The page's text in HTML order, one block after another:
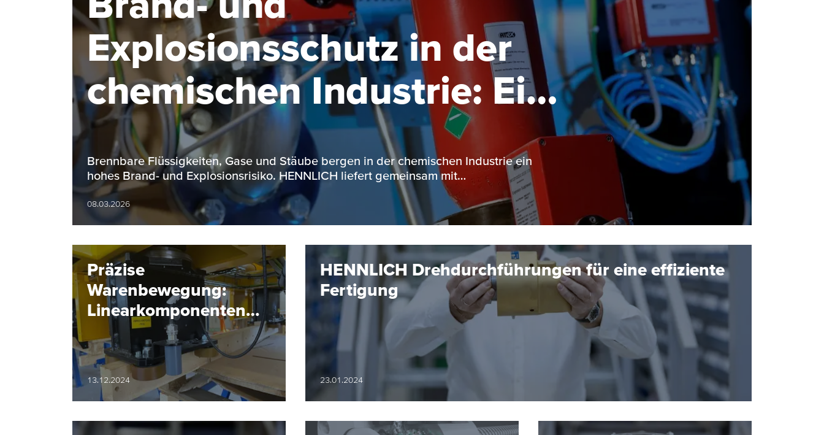
Explosionsschutz in der
chemischen Industrie: Ein
Überblick
Brennbare Flüssigkeiten, Gase und Stäube bergen in der chemischen Industrie ein
hohes Brand- und Explosionsrisiko. HENNLICH liefert gemeinsam mit…
08.03.2026
Präzise
Warenbewegung:
Linearkomponenten
für Elektrotragbahnen
13.12.2024
HENNLICH Drehdurchführungen für eine effiziente
Fertigung
23.01.2024